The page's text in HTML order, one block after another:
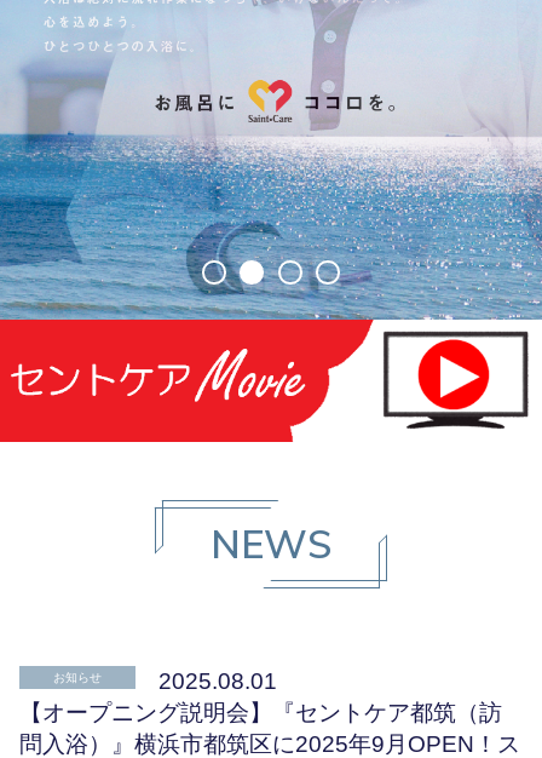
先輩メッセージ
職種紹介
数字で見るセントケア神奈川
福利厚生
事業所紹介
お知らせ
処遇改善の取組
NEWS
お知らせ
2025.08.01
【オープニング説明会】『セントケア都筑（訪
問入浴）』横浜市都筑区に2025年9月OPEN！ス